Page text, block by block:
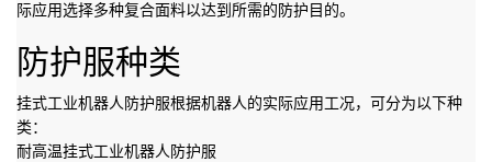
际应用选择多种复合面料以达到所需的防护目的。
防护服种类
挂式工业机器人防护服根据机器人的实际应用工况，可分为以下种
类：
耐高温挂式工业机器人防护服